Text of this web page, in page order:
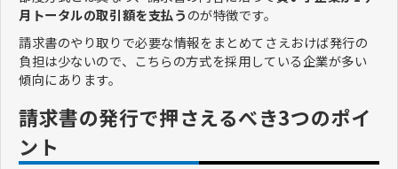
月トータルの取引額を支払うのが特徴です。
請求書のやり取りで必要な情報をまとめてさえおけば発行の
負担は少ないので、こちらの方式を採用している企業が多い
傾向にあります。
請求書の発行で押さえるべき3つのポイ
ント